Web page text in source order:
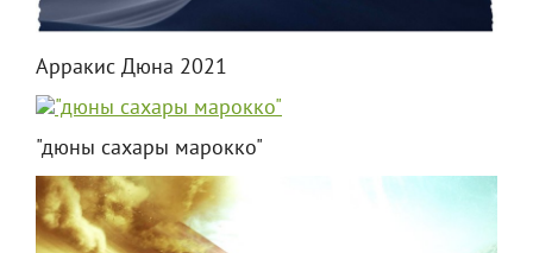
Арракис Дюна 2021
"дюны сахары марокко"